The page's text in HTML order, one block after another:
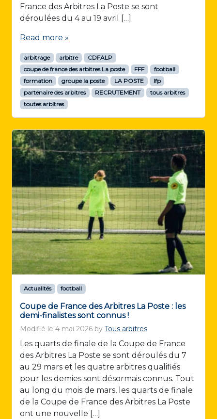
France des Arbitres La Poste se sont
déroulées du 4 au 19 avril […]
Read more »
arbitrage arbitre
CDFALP
coupe de france des arbitres La poste
FFF
football
formation
groupe la poste LA POSTE
lfp
partenaire des arbitres
RECRUTEMENT
tous arbitres
toutes arbitres
Actualités football
Coupe de France des Arbitres La Poste : les
demi-finalistes sont connus !
Modifié le 4 mai 2026 by Tous arbitres
Les quarts de finale de la Coupe de France
des Arbitres La Poste se sont déroulés du 7
au 29 mars et les quatre arbitres qualifiés
pour les demies sont désormais connus. Tout
au long du mois de mars, les quarts de finale
de la Coupe de France des Arbitres La Poste
ont une nouvelle […]